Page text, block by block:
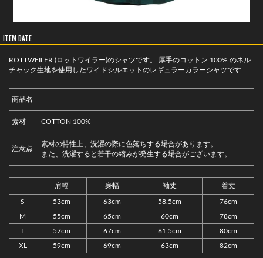
ITEM DATE
ROTTWEILER (ロットワイラー)のシャツです。 厚手のコットン 100% のネル
チャック生地を使用したワイドシルエットのレギュラーカラーシャツです
商品名
素材 COTTON 100%
注意点
素材の特性上、洗濯の際に色落ちする場合があります。
また、洗濯すると若干の縮みが発生する場合がございます。
肩幅 身幅 袖丈 着丈
S 53cm 63cm 58.5cm 76cm
M 55cm 65cm 60cm 78cm
L 57cm 67cm 61.5cm 80cm
XL 59cm 69cm 63cm 82cm